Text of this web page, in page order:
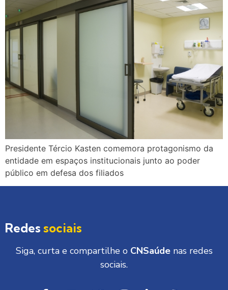
Presidente Tércio Kasten comemora protagonismo da
entidade em espaços institucionais junto ao poder
público em defesa dos filiados
Redes sociais
Siga, curta e compartilhe o CNSaúdenas redes
sociais.